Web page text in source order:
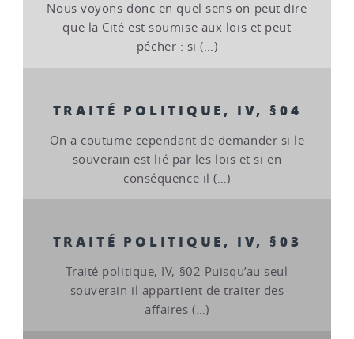
Nous voyons donc en quel sens on peut dire
que la Cité est soumise aux lois et peut
pécher : si (…)
TRAITÉ POLITIQUE, IV, §04
On a coutume cependant de demander si le
souverain est lié par les lois et si en
conséquence il (…)
TRAITÉ POLITIQUE, IV, §03
Traité politique, IV, §02 Puisqu’au seul
souverain il appartient de traiter des
affaires (…)